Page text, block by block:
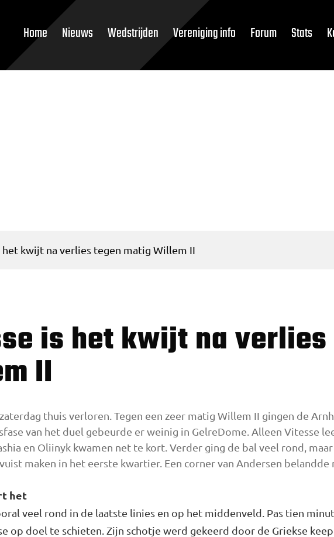
Home Nieuws Wedstrijden Vereniging info Forum Stats
het kwijt na verlies tegen matig Willem II
II
thuis verloren. Tegen een zeer matig Willem II gingen de
van het duel gebeurde er weinig in GelreDome. Alleen Vitesse
en Oliinyk kwamen net te kort. Verder ging de bal veel rond,
maken in het eerste kwartier. Een corner van Andersen belandde
het
veel rond in de laatste linies en op het middenveld. Pas tien
op doel te schieten. Zijn schotje werd gekeerd door de Griekse